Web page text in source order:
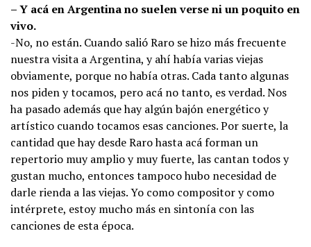
– Y acá en Argentina no suelen verse ni un poquito en
vivo.
-No, no están. Cuando salió Raro se hizo más frecuente
nuestra visita a Argentina, y ahí había varias viejas
obviamente, porque no había otras. Cada tanto algunas
nos piden y tocamos, pero acá no tanto, es verdad. Nos
ha pasado además que hay algún bajón energético y
artístico cuando tocamos esas canciones. Por suerte, la
cantidad que hay desde Raro hasta acá forman un
repertorio muy amplio y muy fuerte, las cantan todos y
gustan mucho, entonces tampoco hubo necesidad de
darle rienda a las viejas. Yo como compositor y como
intérprete, estoy mucho más en sintonía con las
canciones de esta época.